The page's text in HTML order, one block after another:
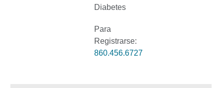
Diabetes
Para
Registrarse:
860.456.6727